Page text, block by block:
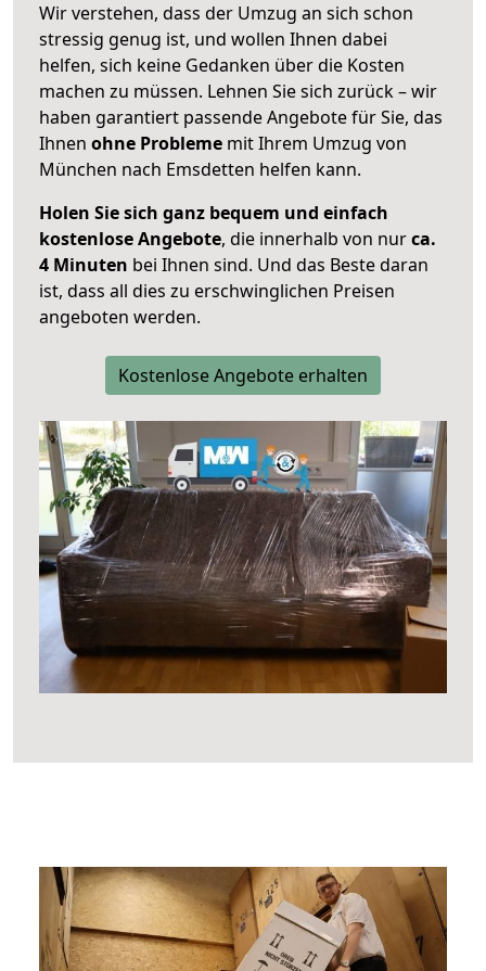
Wir verstehen, dass der Umzug an sich schon
stressig genug ist, und wollen Ihnen dabei
helfen, sich keine Gedanken über die Kosten
machen zu müssen. Lehnen Sie sich zurück – wir
haben garantiert passende Angebote für Sie, das
Ihnen ohne Probleme mit Ihrem Umzug von
München nach Emsdetten helfen kann.
Holen Sie sich ganz bequem und einfach
kostenlose Angebote, die innerhalb von nurca.
4 Minuten bei Ihnen sind. Und das Beste daran
ist, dass all dies zu erschwinglichen Preisen
angeboten werden.
Kostenlose Angebote erhalten